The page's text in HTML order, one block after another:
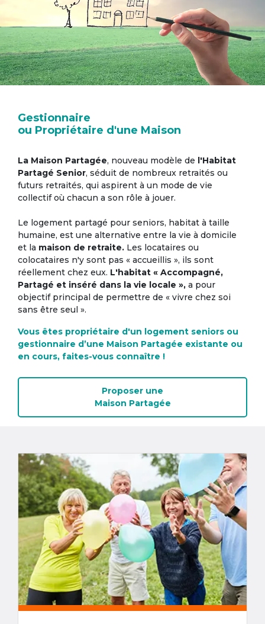
Gestionnaire
ou Propriétaire d'une Maison
La Maison Partagée, nouveau modèle de l'Habitat
Partagé Senior, séduit de nombreux retraités ou
futurs retraités, qui aspirent à un mode de vie
collectif où chacun a son rôle à jouer.
Le logement partagé pour seniors, habitat à taille
humaine, est une alternative entre la vie à domicile
et la maison de retraite. Les locataires ou
colocataires n'y sont pas « accueillis », ils sont
réellement chez eux. L'habitat « Accompagné,
Partagé et inséré dans la vie locale », a pour
objectif principal de permettre de « vivre chez soi
sans être seul ».
Vous êtes propriétaire d'un logement seniors ou
gestionnaire d’une Maison Partagée existante ou
en cours, faites-vous connaître !
Proposer une
Maison Partagée